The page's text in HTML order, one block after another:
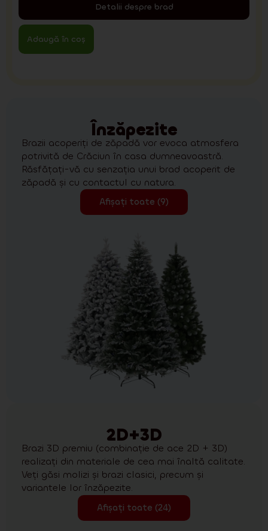
Detalii despre brad
Adaugă în coș
Înzăpezite
Brazii acoperiți de zăpadă vor evoca atmosfera
potrivită de Crăciun în casa dumneavoastră.
Răsfățați-vă cu senzația unui brad acoperit de
zăpadă și cu contactul cu natura.
Afișați toate (9)
2D+3D
Brazi 3D premiu (combinație de ace 2D + 3D)
realizați din materiale de cea mai înaltă calitate.
Veți găsi molizi și brazi clasici, precum și
variantele lor înzăpezite.
Afișați toate (24)